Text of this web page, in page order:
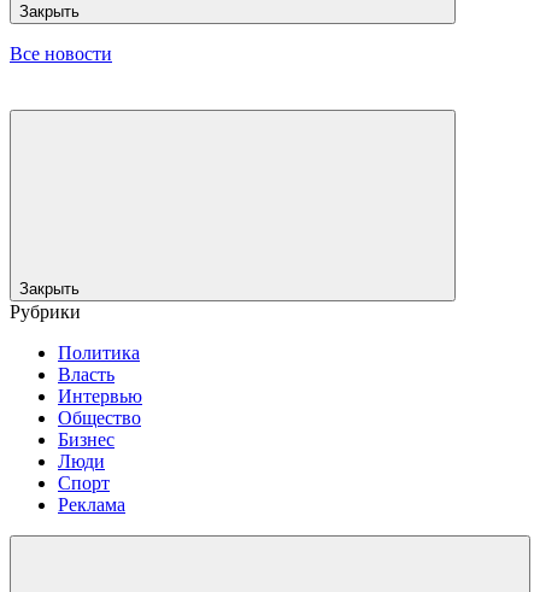
Закрыть
Все новости
Закрыть
Рубрики
Политика
Власть
Интервью
Общество
Бизнес
Люди
Спорт
Реклама